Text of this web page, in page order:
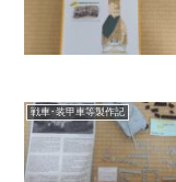
戦車･装甲車等製作記